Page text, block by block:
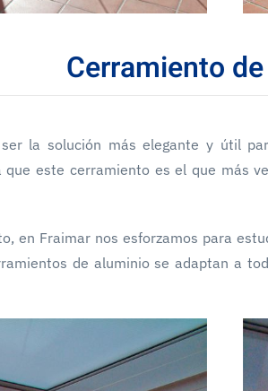
Cerramiento
la solución más elegante y útil
este cerramiento es el que más
en Fraimar nos esforzamos para
de aluminio se adaptan a